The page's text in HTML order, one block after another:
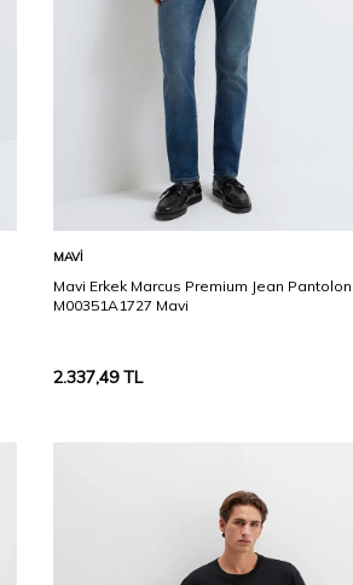
MAVI
Mavi Erkek Marcus Premium Jean Pantolon
M00351A1727 Mavi
2.337,49TL